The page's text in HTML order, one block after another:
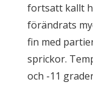
fortsatt kallt
förändrats
fin med
sprickor.
och -11